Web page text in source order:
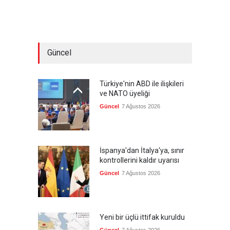
Güncel
Türkiye'nin ABD ile ilişkileri
ve NATO üyeliği
Güncel 7 Ağustos 2026
İspanya'dan İtalya'ya, sınır
kontrollerini kaldır uyarısı
Güncel 7 Ağustos 2026
Yeni bir üçlü ittifak kuruldu